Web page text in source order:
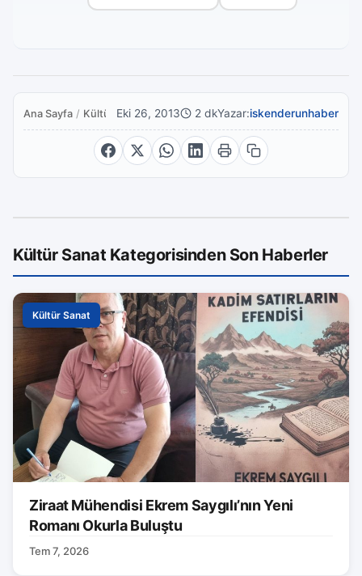
Ana Sayfa / Kültür SanatEki 26, 2013 2 dkYazar:iskenderunhaber
Kültür Sanat Kategorisinden Son Haberler
Kültür Sanat
Ziraat Mühendisi Ekrem Saygılı’nın Yeni
Romanı Okurla Buluştu
Tem 7, 2026